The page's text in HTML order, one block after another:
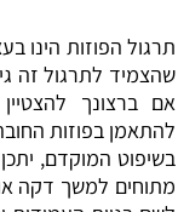
‏תרגול הפוזות הינו
שהצמיד לתרגול זה
אם ברצונך
להתאמן בפוזות
בשיפוט המוקדם,
מתוחים למשך דקה